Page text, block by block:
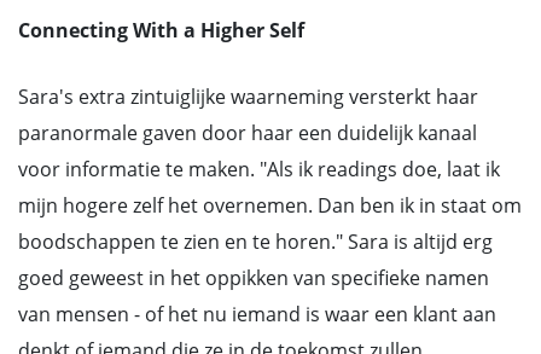
Connecting With a Higher Self
Sara's extra zintuiglijke waarneming versterkt haar
paranormale gaven door haar een duidelijk kanaal
voor informatie te maken. "Als ik readings doe, laat ik
mijn hogere zelf het overnemen. Dan ben ik in staat om
boodschappen te zien en te horen." Sara is altijd erg
goed geweest in het oppikken van specifieke namen
van mensen - of het nu iemand is waar een klant aan